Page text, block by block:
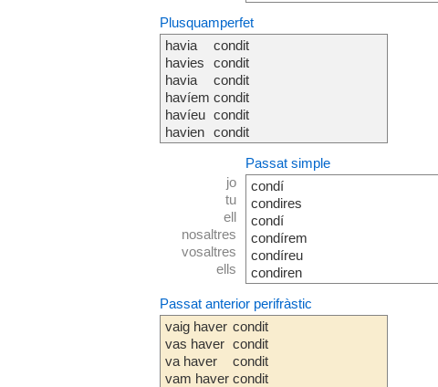
Plusquamperfet
havia
havies
havia
havíem
havíeu
havien
condit
condit
condit
condit
condit
condit
jo
tu
ell
nosaltres
vosaltres
ells
Passat simple
condí
condires
condí
condírem
condíreu
condiren
Passat anterior perifràstic
vaig haver
vas haver
va haver
vam haver
condit
condit
condit
condit